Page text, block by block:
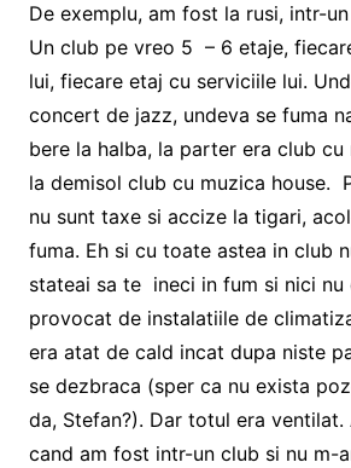
De exemplu, am fost la rusi, intr-
Un club pe vreo 5 – 6 etaje,
lui, fiecare etaj cu serviciile lui.
concert de jazz, undeva se fuma
bere la halba, la parter era club cu
la demisol club cu muzica house.
nu sunt taxe si accize la tigari,
fuma. Eh si cu toate astea in club
stateai sa te ineci in fum si nici nu
provocat de instalatiile de
era atat de cald incat dupa niste
se dezbraca (sper ca nu exista
da, Stefan?). Dar totul era
cand am fost intr-un club si nu m-